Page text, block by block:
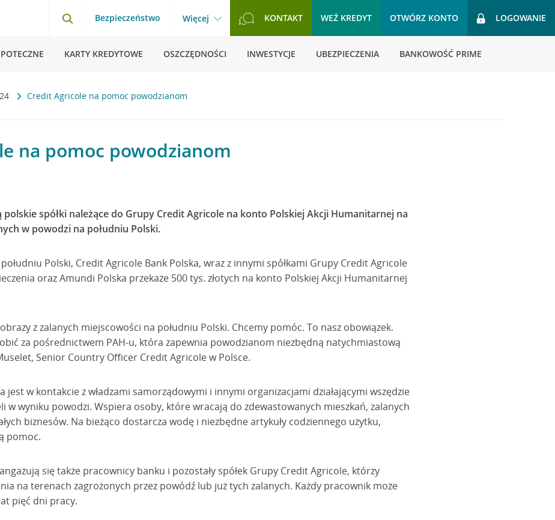
Bezpieczeństwo Więcej KONTAKT WEŹ KREDYT OTWÓRZ KONTO LOGOWANIE
KARTY KREDYTOWE OSZCZĘDNOŚCI INWESTYCJE UBEZPIECZENIA BANKOWOŚĆ PRIME
Credit Agricole na pomoc powodzianom
na pomoc powodzianom
polskie spółki należące do Grupy Credit Agricole na konto Polskiej Akcji Humanitarnej na
w powodzi na południu Polski.
Polski, Credit Agricole Bank Polska, wraz z innymi spółkami Grupy Credit Agricole
oraz Amundi Polska przekaże 500 tys. złotych na konto Polskiej Akcji Humanitarnej
z zalanych miejscowości na południu Polski. Chcemy pomóc. To nasz obowiązek.
za pośrednictwem PAH-u, która zapewnia powodzianom niezbędną natychmiastową
Senior Country Officer Credit Agricole w Polsce.
jest w kontakcie z władzami samorządowymi i innymi organizacjami działającymi wszędzie
w wyniku powodzi. Wspiera osoby, które wracają do zdewastowanych mieszkań, zalanych
biznesów. Na bieżąco dostarcza wodę i niezbędne artykuły codziennego użytku,
pomoc.
się także pracownicy banku i pozostały spółek Grupy Credit Agricole, którzy
na terenach zagrożonych przez powódź lub już tych zalanych. Każdy pracownik może
pięć dni pracy.